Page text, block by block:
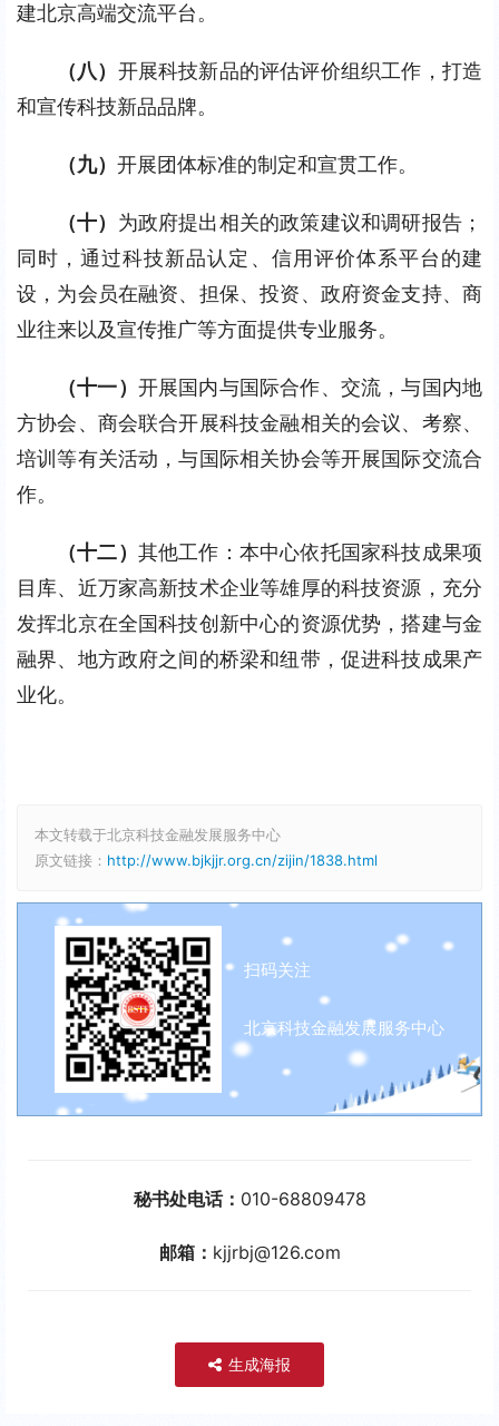
建北京高端交流平台。
（八） 开展科技新品的评估评价组织工作，打造
和宣传科技新品品牌。
（九） 开展团体标准的制定和宣贯工作。
（十） 为政府提出相关的政策建议和调研报告；
同时，通过科技新品认定、信用评价体系平台的建
设，为会员在融资、担保、投资、政府资金支持、商
业往来以及宣传推广等方面提供专业服务。
（十一） 开展国内与国际合作、交流，与国内地
方协会、商会联合开展科技金融相关的会议、考察、
培训等有关活动，与国际相关协会等开展国际交流合
作。
（十二） 其他工作：本中心依托国家科技成果项
目库、近万家高新技术企业等雄厚的科技资源，充分
发挥北京在全国科技创新中心的资源优势，搭建与金
融界、地方政府之间的桥梁和纽带，促进科技成果产
业化。
本文转载于北京科技金融发展服务中心
原文链接： http://www.bjkjjr.org.cn/zijin/1838.html
扫码关注
北京科技金融发展服务中心
秘书处电话： 010-68809478
邮箱： kjjrbj@126.com
生成海报